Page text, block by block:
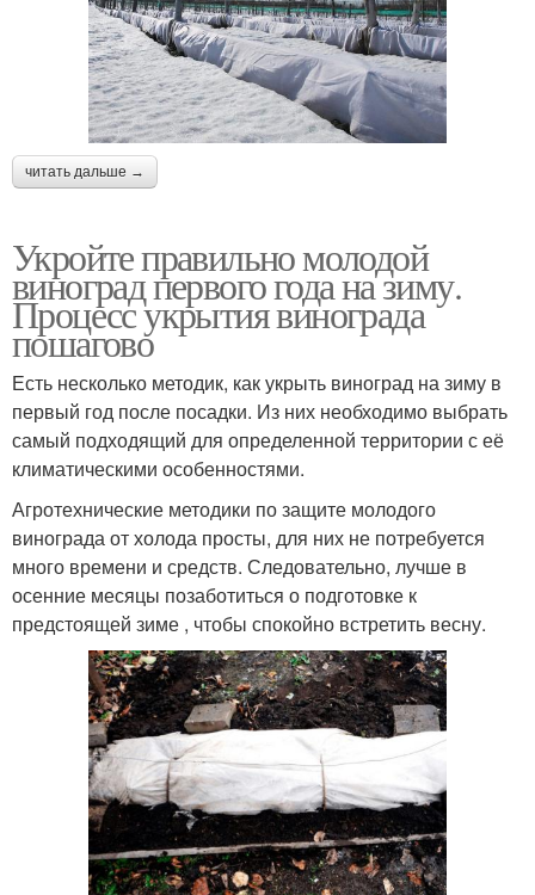
читать дальше →
Укройте правильно молодой
виноград первого года на зиму.
Процесс укрытия винограда
пошагово
Есть несколько методик, как укрыть виноград на зиму в
первый год после посадки. Из них необходимо выбрать
самый подходящий для определенной территории с её
климатическими особенностями.
Агротехнические методики по защите молодого
винограда от холода просты, для них не потребуется
много времени и средств. Следовательно, лучше в
осенние месяцы позаботиться о подготовке к
предстоящей зиме , чтобы спокойно встретить весну.